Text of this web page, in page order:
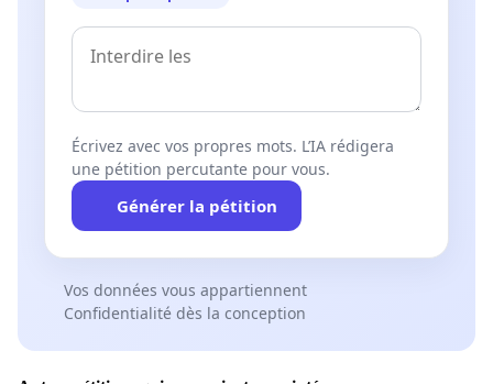
Écrivez avec vos propres mots. L’IA rédigera
une pétition percutante pour vous.
Générer la pétition
Vos données vous appartiennent
Confidentialité dès la conception